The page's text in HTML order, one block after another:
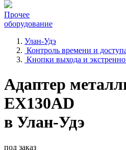
Прочее
оборудование
Улан-Удэ
Контроль времени и
Кнопки выхода и
Адаптер
EX130AD
в Улан-Удэ
под заказ